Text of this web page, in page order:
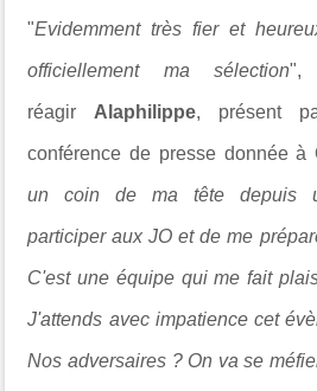
"Evidemment très fier et
officiellement ma sélection",
réagir Alaphilippe, présent
conférence de presse donnée à
un coin de ma tête depuis
participer aux JO et de me
C'est une équipe qui me fait
J'attends avec impatience cet
Nos adversaires ? On va se